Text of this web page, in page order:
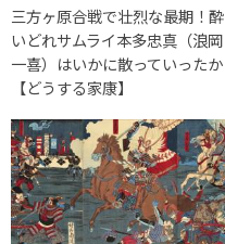
三方ヶ原合戦で壮烈な最期！酔
いどれサムライ本多忠真（浪岡
一喜）はいかに散っていったか
【どうする家康】